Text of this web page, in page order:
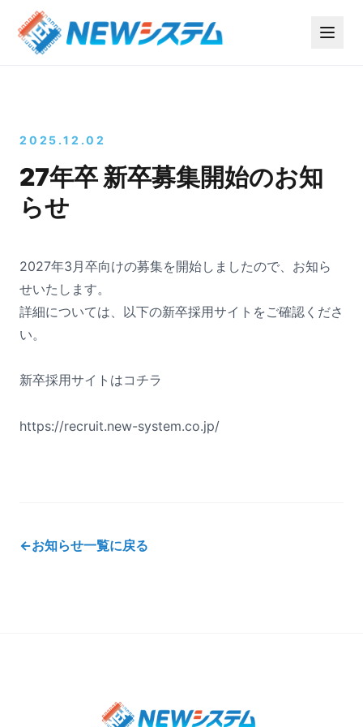
2025.12.02
27年卒 新卒募集開始のお知
らせ
2027年3月卒向けの募集を開始しましたので、お知ら
せいたします。
詳細については、以下の新卒採用サイトをご確認くださ
い。
新卒採用サイトはコチラ
https://recruit.new-system.co.jp/
←お知らせ一覧に戻る